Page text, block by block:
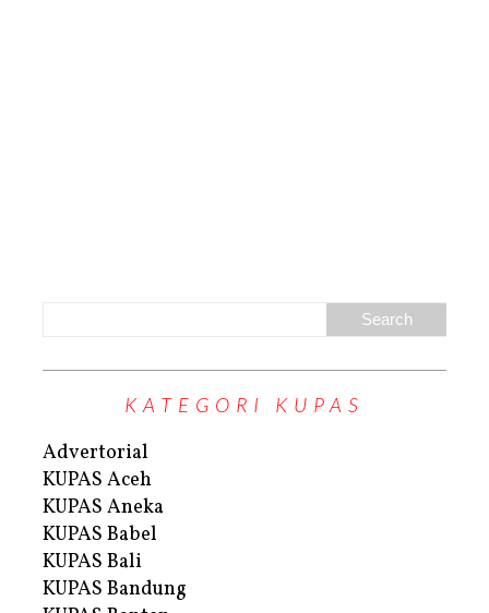
KATEGORI KUPAS
Advertorial
KUPAS Aceh
KUPAS Aneka
KUPAS Babel
KUPAS Bali
KUPAS Bandung